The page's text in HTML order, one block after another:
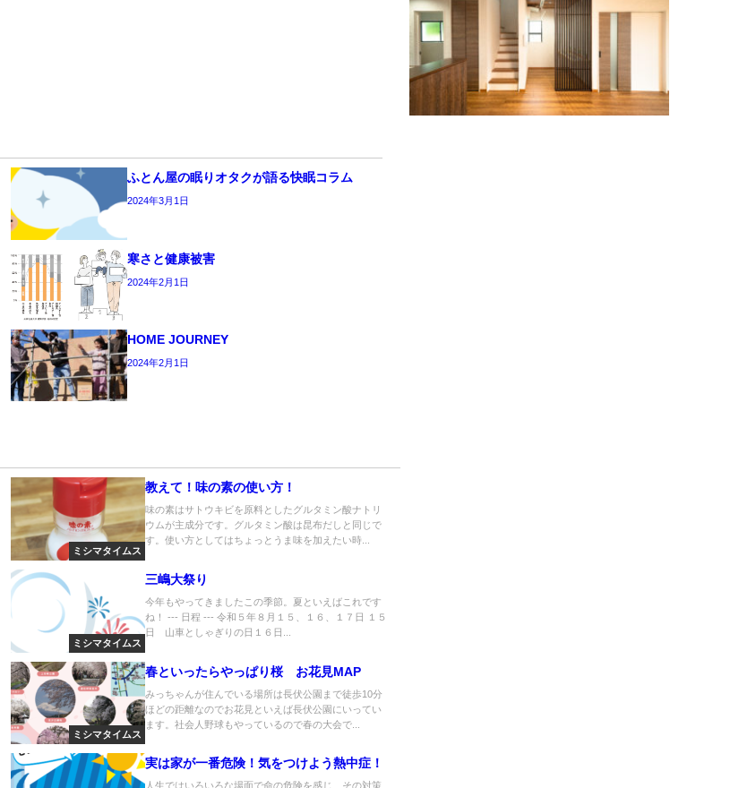
ふとん屋の眠りオタクが語る快眠コラム
2024年3月1日
寒さと健康被害
2024年2月1日
HOME JOURNEY
2024年2月1日
ミシマタイムス
教えて！味の素の使い方！
味の素はサトウキビを原料としたグルタミン酸ナトリ
ウムが主成分です。グルタミン酸は昆布だしと同じで
す。使い方としてはちょっとうま味を加えたい時...
ミシマタイムス
三嶋大祭り
今年もやってきましたこの季節。夏といえばこれです
ね！ --- 日程 --- 令和５年８月１５、１６、１７日 １５
日 山車としゃぎりの日１６日...
ミシマタイムス
春といったらやっぱり桜 お花見MAP
みっちゃんが住んでいる場所は長伏公園まで徒歩10分
ほどの距離なのでお花見といえば長伏公園にいってい
ます。社会人野球もやっているので春の大会で...
実は家が一番危険！気をつけよう熱中症！
人生ではいろいろな場面で命の危険を感じ、その対策